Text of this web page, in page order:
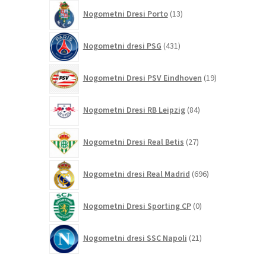
Nogometni Dresi Porto 13izdelkov
Nogometni dresi PSG 431izdelkov
Nogometni Dresi PSV Eindhoven 19izdelkov
Nogometni Dresi RB Leipzig 84izdelkov
Nogometni Dresi Real Betis 27izdelkov
Nogometni dresi Real Madrid 696izdelkov
Nogometni Dresi Sporting CP 0izdelkov
Nogometni dresi SSC Napoli 21izdelkov